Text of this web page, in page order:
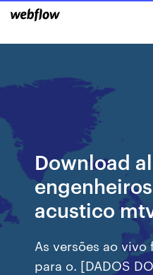
Download
acustico
As versões ao
para o. [DADOS